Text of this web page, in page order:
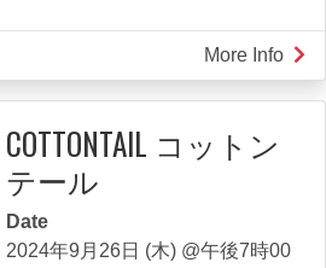
More Info
COTTONTAIL コットン
テール
Date
2024年9月26日 (木) @午後7時00